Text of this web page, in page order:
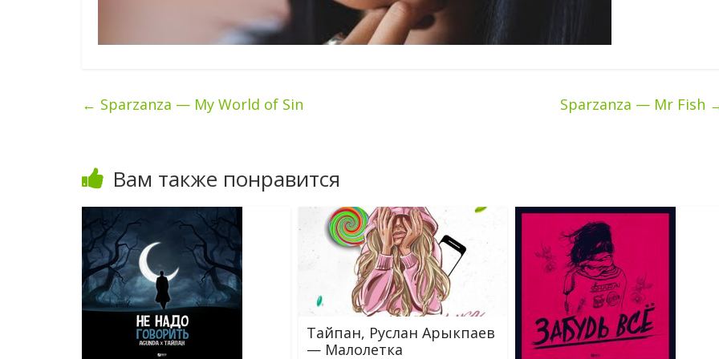
← Sparzanza — My World of Sin Sparzanza — Mr Fish
Вам также понравится
Тайпан, Руслан Арыкпаев
— Малолетка